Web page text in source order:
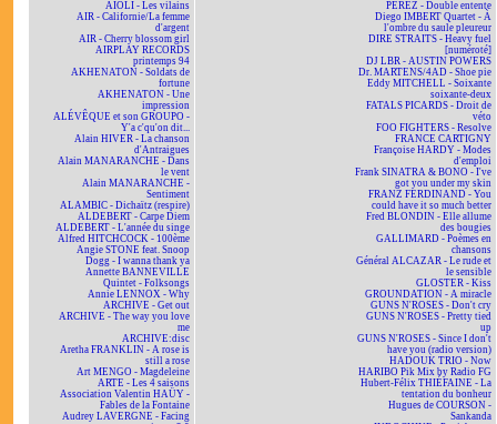
AÏOLI - Les vilains
AIR - Californie/La femme
d'argent
AIR - Cherry blossom girl
AIRPLAY RECORDS
printemps 94
AKHENATON - Soldats de
fortune
AKHENATON - Une
impression
ALÉVÊQUE et son GROUPO -
Y'a c'qu'on dit...
Alain HIVER - La chanson
d'Antraigues
Alain MANARANCHE - Dans
le vent
Alain MANARANCHE -
Sentiment
ALAMBIC - Dichaïtz (respire)
ALDEBERT - Carpe Diem
ALDEBERT - L'année du singe
Alfred HITCHCOCK - 100ème
Angie STONE feat. Snoop
Dogg - I wanna thank ya
Annette BANNEVILLE
Quintet - Folksongs
Annie LENNOX - Why
ARCHIVE - Get out
ARCHIVE - The way you love
me
ARCHIVE:disc
Aretha FRANKLIN - A rose is
still a rose
Art MENGO - Magdeleine
ARTE - Les 4 saisons
Association Valentin HAÜY -
Fables de la Fontaine
Audrey LAVERGNE - Facing
PEREZ - Double entente
Diego IMBERT Quartet - À
l'ombre du saule pleureur
DIRE STRAITS - Heavy fuel
[numéroté]
DJ LBR - AUSTIN POWERS
Dr. MARTENS/4AD - Shoe pie
Eddy MITCHELL - Soixante
soixante-deux
FATALS PICARDS - Droit de
véto
FOO FIGHTERS - Resolve
FRANCE CARTIGNY
Françoise HARDY - Modes
d'emploi
Frank SINATRA & BONO - I've
got you under my skin
FRANZ FERDINAND - You
could have it so much better
Fred BLONDIN - Elle allume
des bougies
GALLIMARD - Poèmes en
chansons
Général ALCAZAR - Le rude et
le sensible
GLOSTER - Kiss
GROUNDATION - A miracle
GUNS N'ROSES - Don't cry
GUNS N'ROSES - Pretty tied
up
GUNS N'ROSES - Since I don't
have you (radio version)
HADOUK TRIO - Now
HARIBO Pik Mix by Radio FG
Hubert-Félix THIÉFAINE - La
tentation du bonheur
Hugues de COURSON -
Sankanda